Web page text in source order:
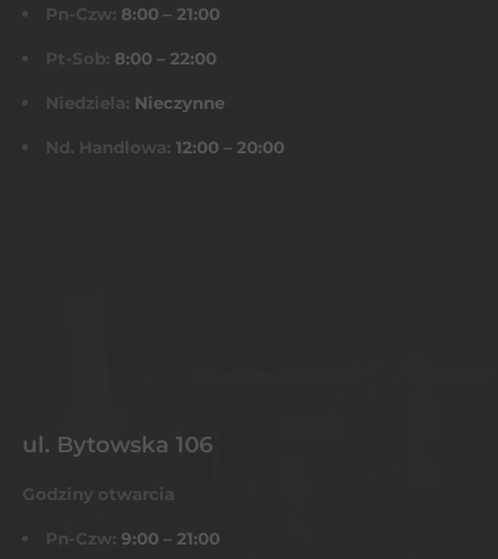
Pn-Czw: 8:00 – 21:00
Pt-Sob: 8:00 – 22:00
Niedziela: Nieczynne
Nd. Handlowa: 12:00 – 20:00
ul. Bytowska 106
Godziny otwarcia
Pn-Czw: 9:00 – 21:00